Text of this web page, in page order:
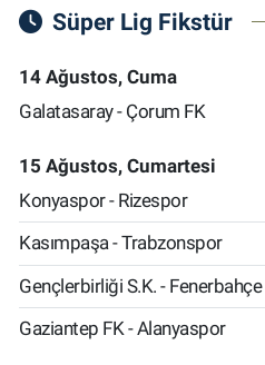
Süper Lig Fikstür
14 Ağustos, Cuma
Galatasaray - Çorum FK
15 Ağustos, Cumartesi
Konyaspor - Rizespor
Kasımpaşa - Trabzonspor
Gençlerbirliği S.K. - Fenerbahçe
Gaziantep FK - Alanyaspor